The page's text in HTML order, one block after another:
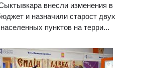
внесли изменения в
и назначили старост двух
пунктов на терри...